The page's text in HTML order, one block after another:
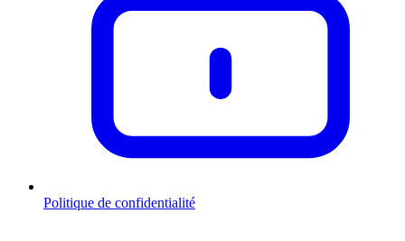
Politique de confidentialité